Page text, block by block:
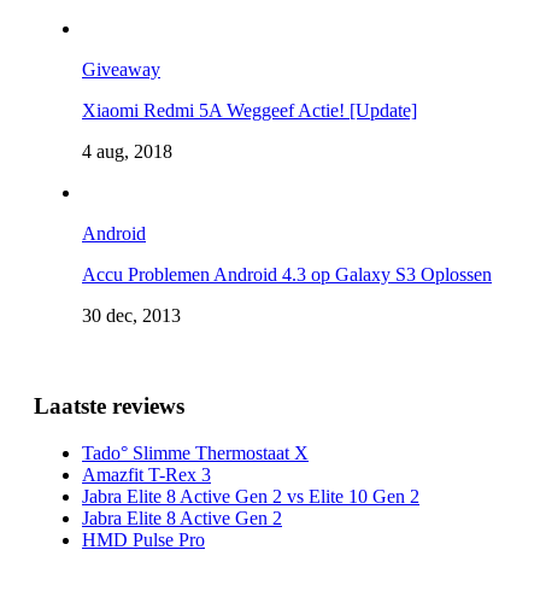
Giveaway
Xiaomi Redmi 5A Weggeef Actie! [Update]
4 aug, 2018
Android
Accu Problemen Android 4.3 op Galaxy S3 Oplossen
30 dec, 2013
Laatste reviews
Tado° Slimme Thermostaat X
Amazfit T-Rex 3
Jabra Elite 8 Active Gen 2 vs Elite 10 Gen 2
Jabra Elite 8 Active Gen 2
HMD Pulse Pro